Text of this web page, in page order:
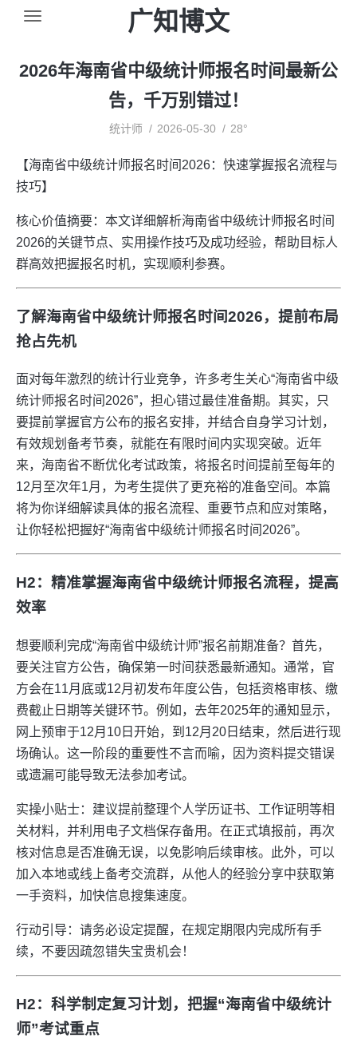
广知博文
2026年海南省中级统计师报名时间最新公
告，千万别错过！
统计师 2026-05-30 28°
【海南省中级统计师报名时间2026：快速掌握报名流程与
技巧】
核心价值摘要：本文详细解析海南省中级统计师报名时间
2026的关键节点、实用操作技巧及成功经验，帮助目标人
群高效把握报名时机，实现顺利参赛。
了解海南省中级统计师报名时间2026，提前布局
抢占先机
面对每年激烈的统计行业竞争，许多考生关心“海南省中级
统计师报名时间2026”，担心错过最佳准备期。其实，只
要提前掌握官方公布的报名安排，并结合自身学习计划，
有效规划备考节奏，就能在有限时间内实现突破。近年
来，海南省不断优化考试政策，将报名时间提前至每年的
12月至次年1月，为考生提供了更充裕的准备空间。本篇
将为你详细解读具体的报名流程、重要节点和应对策略，
让你轻松把握好“海南省中级统计师报名时间2026”。
H2：精准掌握海南省中级统计师报名流程，提高
效率
想要顺利完成“海南省中级统计师”报名前期准备？首先，
要关注官方公告，确保第一时间获悉最新通知。通常，官
方会在11月底或12月初发布年度公告，包括资格审核、缴
费截止日期等关键环节。例如，去年2025年的通知显示，
网上预审于12月10日开始，到12月20日结束，然后进行现
场确认。这一阶段的重要性不言而喻，因为资料提交错误
或遗漏可能导致无法参加考试。
实操小贴士：建议提前整理个人学历证书、工作证明等相
关材料，并利用电子文档保存备用。在正式填报前，再次
核对信息是否准确无误，以免影响后续审核。此外，可以
加入本地或线上备考交流群，从他人的经验分享中获取第
一手资料，加快信息搜集速度。
行动引导：请务必设定提醒，在规定期限内完成所有手
续，不要因疏忽错失宝贵机会！
H2：科学制定复习计划，把握“海南省中级统计
师”考试重点